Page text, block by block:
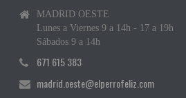
MADRID OESTE
Lunes a Viernes 9 a 14h - 17 a 19h
Sábados 9 a 14h
671 615 383
madrid.oeste@elperrofeliz.com